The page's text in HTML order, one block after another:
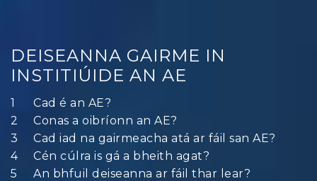
DEISEANNA GAIRME IN
INSTITIÚIDE AN AE
Cad é an AE?
Conas a oibríonn an AE?
Cad iad na gairmeacha atá ar fáil san AE?
Cén cúlra is gá a bheith agat?
An bhfuil deiseanna ar fáil thar lear?